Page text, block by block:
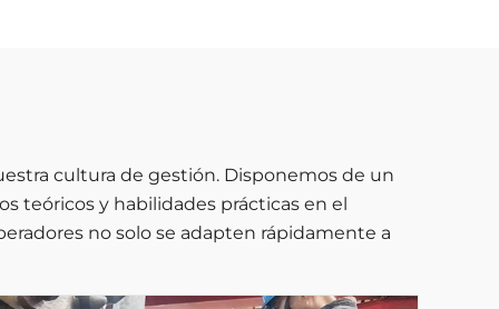
cultura de gestión. Disponemos de un
teóricos y habilidades prácticas en el
no solo se adapten rápidamente a